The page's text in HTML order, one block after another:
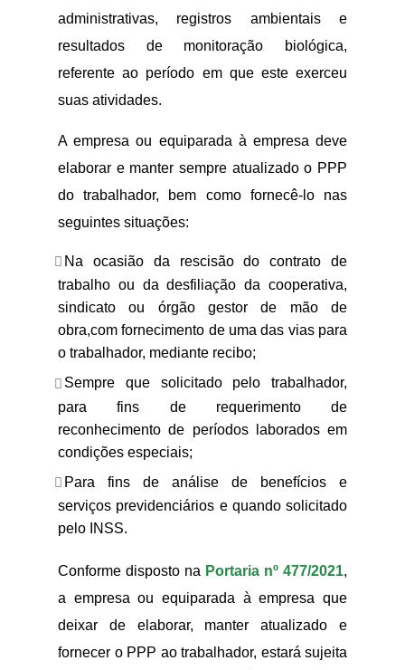
administrativas, registros ambientais e
resultados de monitoração biológica,
referente ao período em que este exerceu
suas atividades.
A empresa ou equiparada à empresa deve
elaborar e manter sempre atualizado o PPP
do trabalhador, bem como fornecê-lo nas
seguintes situações:
Na ocasião da rescisão do contrato de
trabalho ou da desfiliação da cooperativa,
sindicato ou órgão gestor de mão de
obra,com fornecimento de uma das vias para
o trabalhador, mediante recibo;
Sempre que solicitado pelo trabalhador,
para fins de requerimento de
reconhecimento de períodos laborados em
condições especiais;
Para fins de análise de benefícios e
serviços previdenciários e quando solicitado
pelo INSS.
Conforme disposto na Portaria nº 477/2021,
a empresa ou equiparada à empresa que
deixar de elaborar, manter atualizado e
fornecer o PPP ao trabalhador, estará sujeita